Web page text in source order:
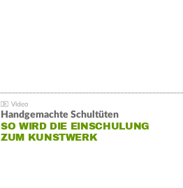
Handgemachte Schultüten
SO WIRD DIE EINSCHULUNG
ZUM KUNSTWERK